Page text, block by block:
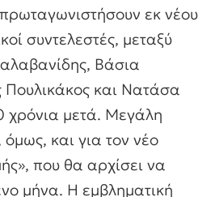
εκ νέου
συντελεστές, μεταξύ
Βάσια
Πουλικάκος και Νατάσα
χρόνια μετά. Μεγάλη
όμως, και για τον νέο
που θα αρχίσει να
μήνα. Η εμβληματική